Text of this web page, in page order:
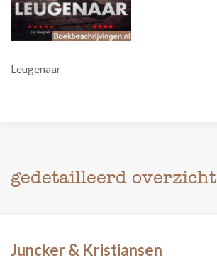
Leugenaar
gedetailleerd overzicht
Juncker & Kristiansen